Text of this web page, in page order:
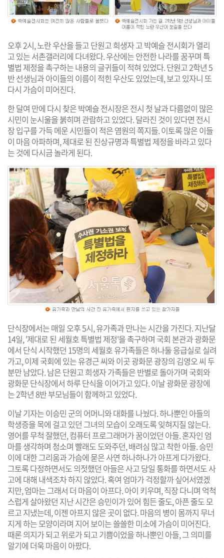
오후 2시, 노란 우산을 들고 단원고 희생자 고 박예슬 전시회가 열리
고 있는 서촌갤러리에 다녀왔다. 우산에는 안전한 나라를 꿈꾸며 특
별법 제정을 촉구하는 내용의 글귀들이 적혀 있었다. 단원고 2학년 5
반 선생님과 아이들의 이름이 적힌 우산도 있었는데, 보고 있자니 또
다시 가슴이 미어진다.
한 달여 만에 다시 찾은 박예슬 전시장은 전시 첫 날과 다름없이 많은
시민이 눈시울을 붉히며 관람하고 있었다. 달라진 것이 있다면 전시
장 입구를 가득 메운 시민들이 적은 염원의 쪽지들. 이토록 많은 이들
이 마음 아파하며, 제대로 된 진상규명과 특별법 제정을 바라고 있다
는 것에 다시금 놀라게 된다.
단식장에서는 매일 오후 5시, 유가족과 만나는 시간을 가진다. 지난달
14일, '제대로 된 세월호 특별법 제정'을 촉구하며 국회 본관과 광화문
에서 단식 시작했던 15명의 세월호 유가족들은 하나둘 응급실로 실려
가고, 이제 국회에 있는 유경근 씨와 이곳 광화문 광장의 김영오 씨 두
분만 남았다. 남은 단원고 희생자 가족들은 반별로 돌아가며 국회와
광화문 단식장에서 하루 단식을 이어가고 있다. 이날 광화문 광장에
는 2학년 8반 부모님들이 함께하고 있었다.
이날 기자는 이승민 군의 어머니와 대화를 나눴다. 하나뿐인 아들의
학생증을 목에 걸고 있던 그녀의 모습이 오래도록 잊혀지질 않는다.
영어를 무척 잘했던, 컴퓨터 프로그래머가 꿈이었던 아들. 혼자인 엄
마를 생각하며 청소며 빨래도 도와주던, 배려심 많고 착한 아들. 승민
이에 대한 그리움과 가슴에 묻은 사연 하나하나가 아프게 다가왔다.
그토록 다정하면서도 의젓했던 아들은 사고 당일 통화를 하면서도 사
고에 대해 내색조차 하지 않았다. 혹여 엄마가 걱정할까 싶어서였겠
지만, 엄마는 그래서 더 마음이 아프다. 아이 키우며, 직장 다니며 억척
스럽게 살아왔던 지난 시간은 승민이가 있어 힘든 줄도, 아픈 줄도 모
르고 지냈는데, 이젠 아프지 않은 곳이 없다. 마음의 병이 몸까지 무너
지게 하는 모양이라며 지어 보이는 쓸쓸한 미소에 가슴이 미어진다.
때론 의지가 되고 위로가 되고 기쁨이었을 하나뿐인 아들, 그 의미를
알기에 더욱 마음이 아팠다.